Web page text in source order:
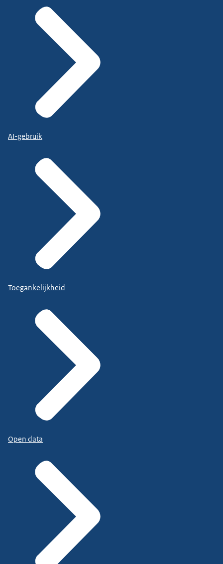
AI-gebruik
Toegankelijkheid
Open data